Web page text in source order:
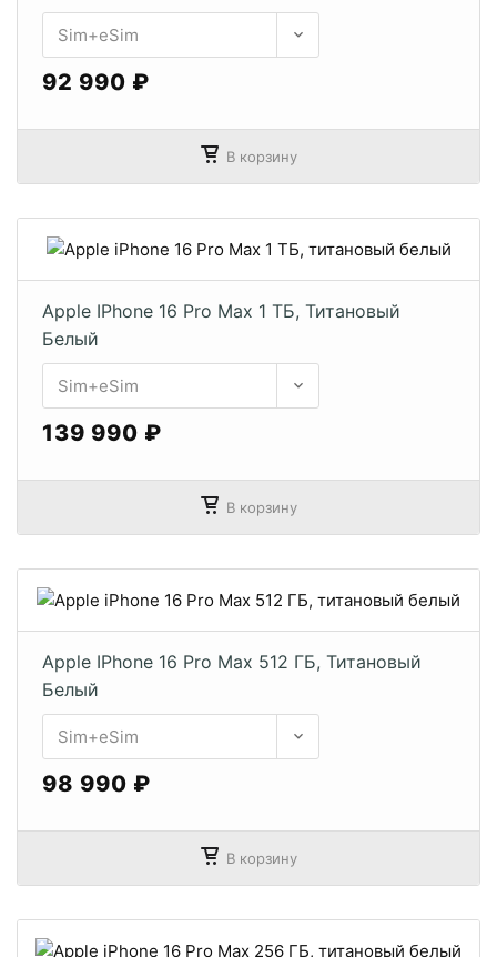
92 990 ₽
В корзину
Apple IPhone 16 Pro Max 1 ТБ, Титановый
Белый
139 990 ₽
В корзину
Apple IPhone 16 Pro Max 512 ГБ, Титановый
Белый
98 990 ₽
В корзину